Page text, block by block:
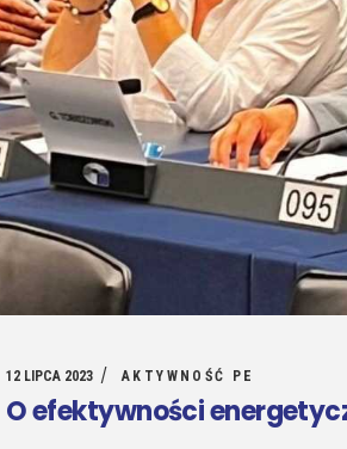
12 LIPCA 2023 AKTYWNOŚĆ PE
O efektywności